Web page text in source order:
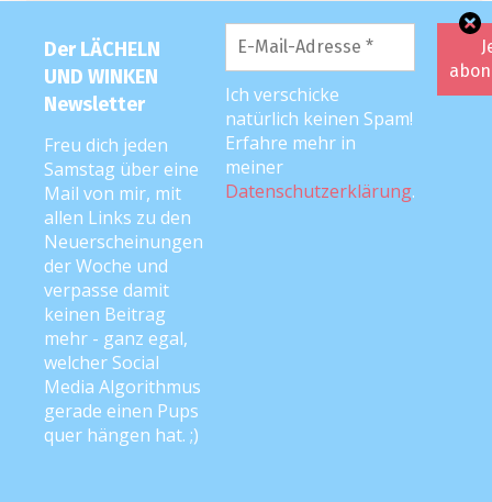
Der LÄCHELN
UND WINKEN
Newsletter
Freu dich jeden
Samstag über eine
Mail von mir, mit
allen Links zu den
Neuerscheinungen
der Woche und
verpasse damit
keinen Beitrag
mehr - ganz egal,
welcher Social
Media Algorithmus
gerade einen Pups
quer hängen hat. ;)
Ich verschicke
natürlich keinen Spam!
Erfahre mehr in
meiner
Datenschutzerklärung.
28. April 2017 um 7:04 Uhr
Hast du verdient! ?
Nina
20. April 2017 um 10:25 Uhr
Oh man, ich bin sooo froh, dass es Deinen
Blog gibt und ich ihn gefunden habe!!! Wie
GUT ich das kenne und wie wenig man als
Mutti mit anderen Muttis darüber spricht!
Mit zwei Kindern in ähnlichem Abstand wie
bei Dir, denke ich den ganzen Tag so. Und
wenn ich mich abends aufs Sofa setze um